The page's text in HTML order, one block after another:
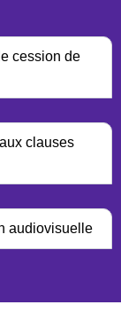
cession de
clauses
audiovisuelle